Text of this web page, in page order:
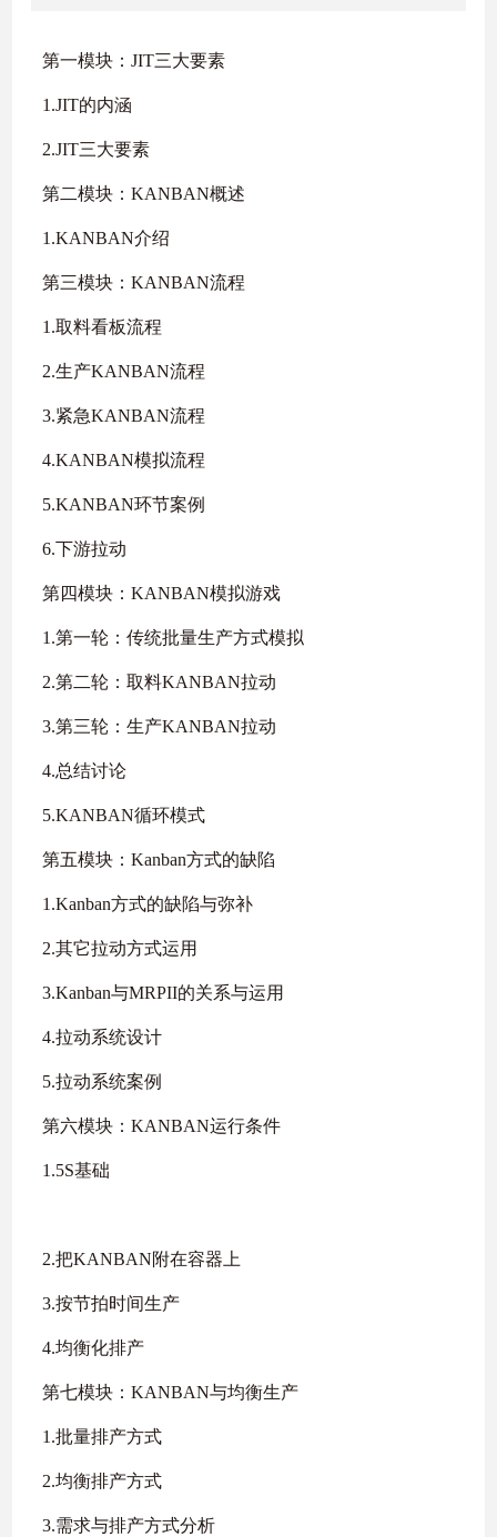
第一模块：JIT三大要素
1.JIT的内涵
2.JIT三大要素
第二模块：KANBAN概述
1.KANBAN介绍
第三模块：KANBAN流程
1.取料看板流程
2.生产KANBAN流程
3.紧急KANBAN流程
4.KANBAN模拟流程
5.KANBAN环节案例
6.下游拉动
第四模块：KANBAN模拟游戏
1.第一轮：传统批量生产方式模拟
2.第二轮：取料KANBAN拉动
3.第三轮：生产KANBAN拉动
4.总结讨论
5.KANBAN循环模式
第五模块：Kanban方式的缺陷
1.Kanban方式的缺陷与弥补
2.其它拉动方式运用
3.Kanban与MRPII的关系与运用
4.拉动系统设计
5.拉动系统案例
第六模块：KANBAN运行条件
1.5S基础
2.把KANBAN附在容器上
3.按节拍时间生产
4.均衡化排产
第七模块：KANBAN与均衡生产
1.批量排产方式
2.均衡排产方式
3.需求与排产方式分析